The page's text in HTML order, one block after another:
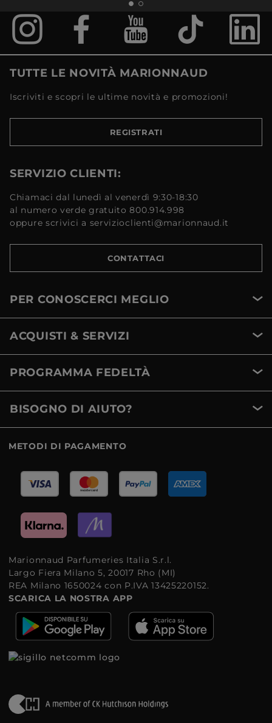
TUTTE LE NOVITÀ MARIONNAUD
Iscriviti e scopri le ultime novità e promozioni!
REGISTRATI
SERVIZIO CLIENTI:
Chiamaci dal lunedì al venerdì 9:30-18:30
al numero verde gratuito 800.914.998
oppure scrivici a servizioclienti@marionnaud.it
CONTATTACI
PER CONOSCERCI MEGLIO
ACQUISTI & SERVIZI
PROGRAMMA FEDELTÀ
BISOGNO DI AIUTO?
METODI DI PAGAMENTO
Marionnaud Parfumeries Italia S.r.l.
Largo Fiera Milano 5, 20017 Rho (MI)
REA Milano 1650024 con P.IVA 13425220152.
SCARICA LA NOSTRA APP